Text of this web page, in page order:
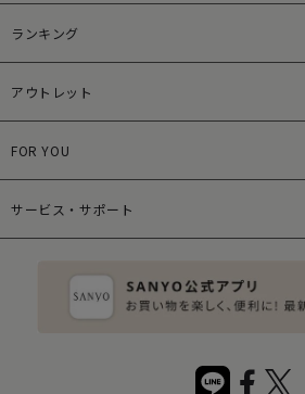
ランキング
アウトレット
FOR YOU
サービス・サポート